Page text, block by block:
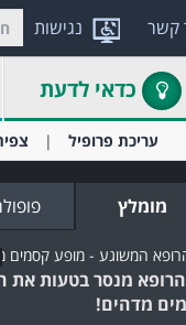
נגישות קשר
כדאי לדעת
עריכת פרופיל
מומלץ
מנסר בטעות את
מדהים!